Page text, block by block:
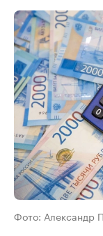
Фото: Александр